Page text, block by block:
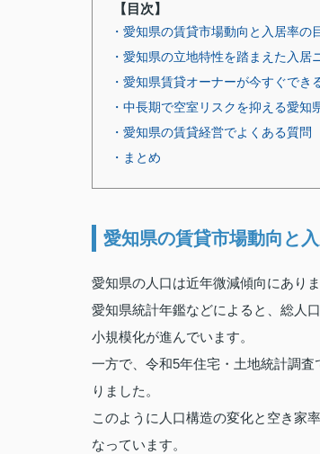
【目次】
・愛知県の賃貸市場動向と入居率の
・愛知県の立地特性を踏まえた入居
・愛知県賃貸オーナーが今すぐでき
・中長期で空室リスクを抑える愛知
・愛知県の賃貸経営でよくある質問
・まとめ
愛知県の賃貸市場動向と
愛知県の人口は近年微減傾向にあり
愛知県統計年鑑などによると、総人
小規模化が進んでいます。
一方で、令和5年住宅・土地統計調
りました。
このように人口構造の変化と空き家
なっています。